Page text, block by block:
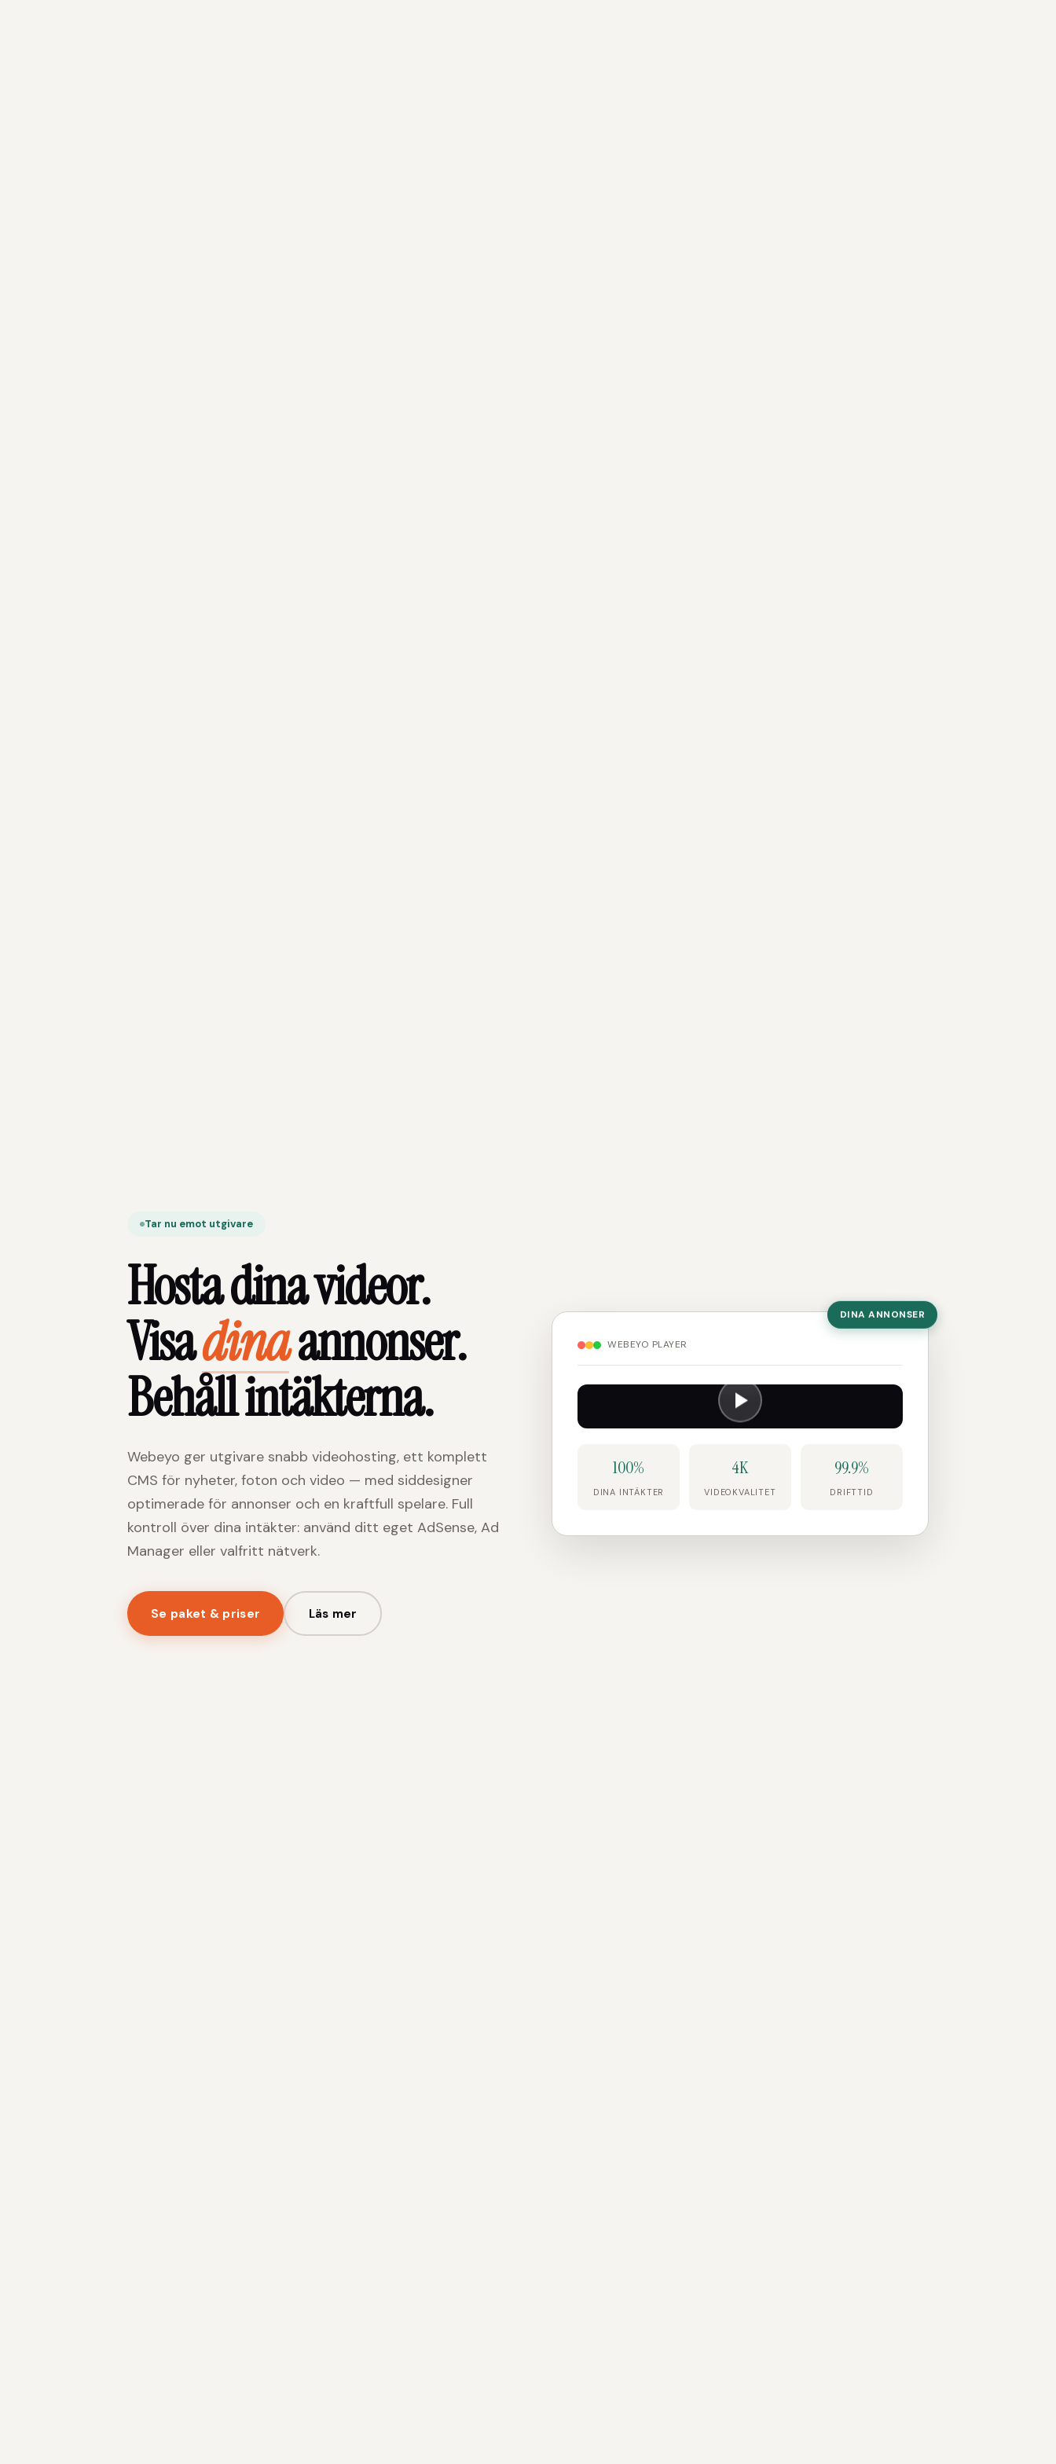
Tar nu emot utgivare
Hosta dina videor.
Visadinaannonser.
Behåll intäkterna.
Webeyo ger utgivare snabb videohosting, ett komplett
CMS för nyheter, foton och video — med siddesigner
optimerade för annonser och en kraftfull spelare. Full
kontroll över dina intäkter: använd ditt eget AdSense, Ad
Manager eller valfritt nätverk.
Se paket & priser Läs mer
DINA ANNONSER
WEBEYO PLAYER
100%
DINA INTÄKTER
4K
VIDEOKVALITET
99.9%
DRIFTTID